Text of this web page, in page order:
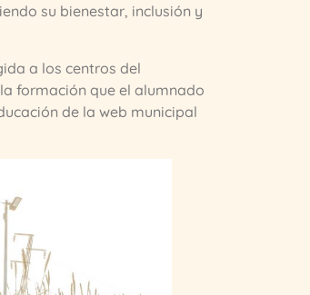
su bienestar, inclusión y
a los centros del
formación que el alumnado
de la web municipal